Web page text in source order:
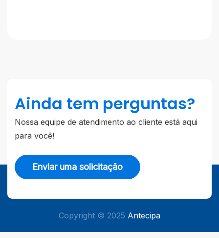
Ainda tem perguntas?
Nossa equipe de atendimento ao cliente está aqui
para você!
Enviar uma solicitação
Copyright © 2025 Antecipa